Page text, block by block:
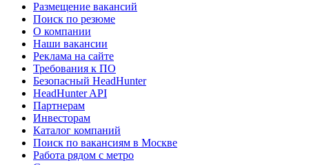
Размещение вакансий
Поиск по резюме
О компании
Наши вакансии
Реклама на сайте
Требования к ПО
Безопасный HeadHunter
HeadHunter API
Партнерам
Инвесторам
Каталог компаний
Поиск по вакансиям в Москве
Работа рядом с метро